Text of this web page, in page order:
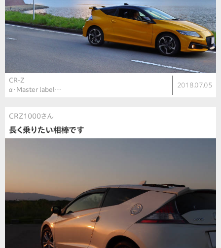
CR-Z
α・Master label…
2018.07.05
CRZ1000さん
長く乗りたい相棒です